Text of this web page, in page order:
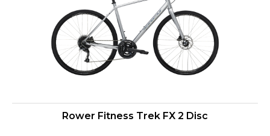
Rower Fitness Trek FX 2 Disc